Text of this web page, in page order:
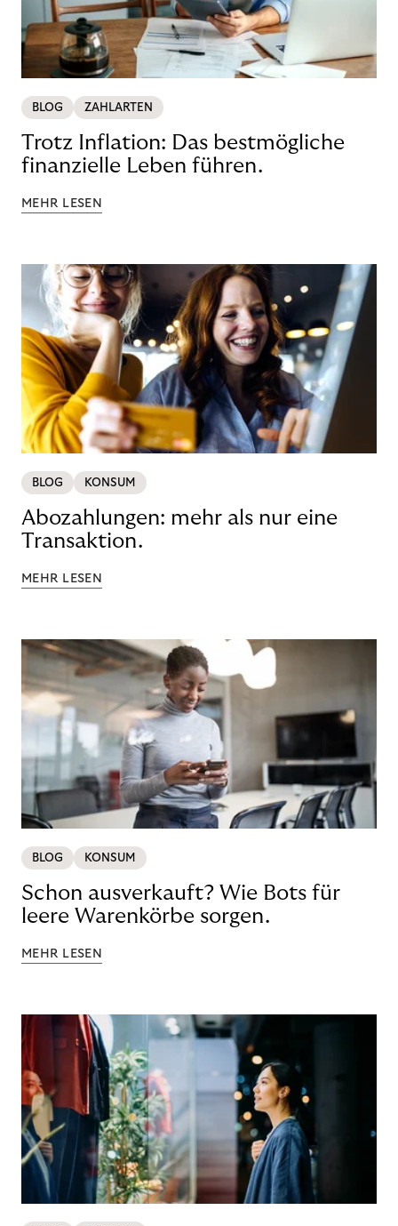
BLOG ZAHLARTEN
Trotz Inflation: Das bestmögliche
finanzielle Leben führen.
MEHR LESEN
BLOG KONSUM
Abozahlungen: mehr als nur eine
Transaktion.
MEHR LESEN
BLOG KONSUM
Schon ausverkauft? Wie Bots für
leere Warenkörbe sorgen.
MEHR LESEN